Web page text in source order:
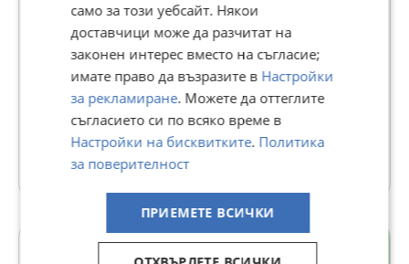
БЪЛГАРИЯ СОТБИС
ИНТЕРНЕШЪНЪЛ РИЪЛТИ
В Bazar.BG от 11 септември 2013г.
Последно активен вчера в 12:45 ч.
492 Обяви
Още оферти на https://bulgariasir.imot.bg
Докторски паметник
само за този уебсайт. Някои
доставчици може да разчитат на
законен интерес вместо на съгласие;
имате право да възразите в Настройки
за рекламиране. Можете да оттеглите
съгласието си по всяко време в
Настройки на бисквитките. Политика
за поверителност
ПРИЕМЕТЕ ВСИЧКИ